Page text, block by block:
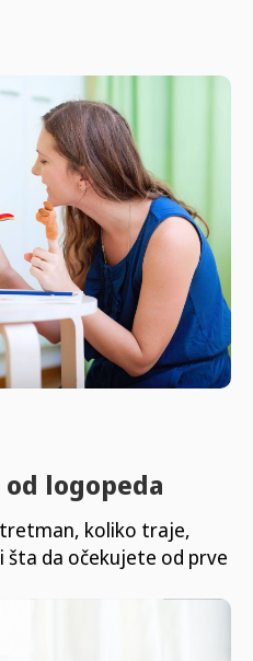
logopeda
koliko traje,
šta da očekujete od prve